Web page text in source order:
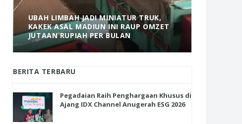
UBAH LIMBAH JADI MINIATUR TRUK,
KAKEK ASAL MADIUN INI RAUP OMZET
JUTAAN RUPIAH PER BULAN
BERITA TERBARU
Pegadaian Raih Penghargaan Khusus di
Ajang IDX Channel Anugerah ESG 2026